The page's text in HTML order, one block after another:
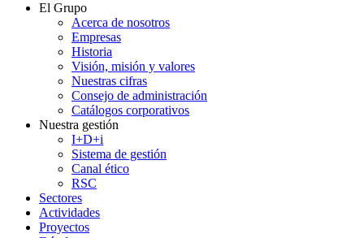
El Grupo
Acerca de nosotros
Empresas
Historia
Visión, misión y valores
Nuestras cifras
Consejo de administración
Catálogos corporativos
Nuestra gestión
I+D+i
Sistema de gestión
Canal ético
RSC
Sectores
Actividades
Proyectos